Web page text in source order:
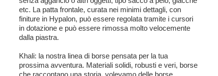
etc. La patta frontale, curata nei minimi dettagli, con
finiture in Hypalon, può essere regolata tramite i cursori
in dotazione e può essere rimossa molto velocemente
dalla piastra.
Khali: la nostra linea di borse pensata per la tua
prossima avventura. Materiali solidi, robusti e veri, borse
che raccontano una storia, volevamo delle borse